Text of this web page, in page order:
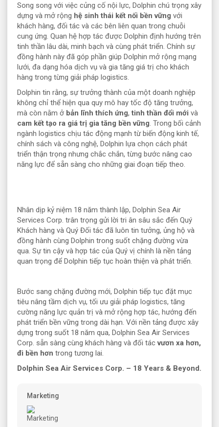
Song song với việc củng cố nội lực, Dolphin chú trọng xây
dựng và mở rộng hệ sinh thái kết nối bền vững với
khách hàng, đối tác và các bên liên quan trong chuỗi
cung ứng. Quan hệ hợp tác được Dolphin định hướng trên
tinh thần lâu dài, minh bạch và cùng phát triển. Chính sự
đồng hành này đã góp phần giúp Dolphin mở rộng mạng
lưới, đa dạng hóa dịch vụ và gia tăng giá trị cho khách
hàng trong từng giải pháp logistics.
Dolphin tin rằng, sự trưởng thành của một doanh nghiệp
không chỉ thể hiện qua quy mô hay tốc độ tăng trưởng,
mà còn nằm ở bản lĩnh thích ứng, tinh thần đổi mới và
cam kết tạo ra giá trị gia tăng bền vững . Trong bối cảnh
ngành logistics chịu tác động mạnh từ biến động kinh tế,
chính sách và công nghệ, Dolphin lựa chọn cách phát
triển thận trọng nhưng chắc chắn, từng bước nâng cao
năng lực để sẵn sàng cho những giai đoạn tiếp theo.
Nhân dịp kỷ niệm 18 năm thành lập, Dolphin Sea Air
Services Corp. trân trọng gửi lời tri ân sâu sắc đến Quý
Khách hàng và Quý Đối tác đã luôn tin tưởng, ủng hộ và
đồng hành cùng Dolphin trong suốt chặng đường vừa
qua. Sự tin cậy và hợp tác của Quý vị chính là nền tảng
quan trọng để Dolphin tiếp tục hoàn thiện và phát triển.
Bước sang chặng đường mới, Dolphin tiếp tục đặt mục
tiêu nâng tầm dịch vụ, tối ưu giải pháp logistics, tăng
cường năng lực quản trị và mở rộng hợp tác, hướng đến
phát triển bền vững trong dài hạn. Với nền tảng được xây
dựng trong suốt 18 năm qua, Dolphin Sea Air Services
Corp. sẵn sàng cùng khách hàng và đối tácvươn xa hơn,
đi bền hơn trong tương lai.
Dolphin Sea Air Services Corp. – 18 Years & Beyond.
Marketing